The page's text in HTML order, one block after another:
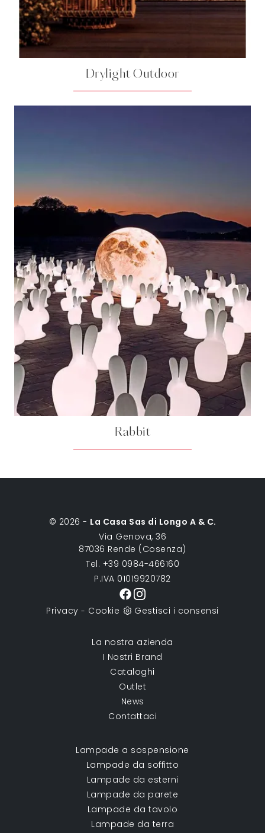
Drylight Outdoor
Rabbit
© 2026 - La Casa Sas di Longo A & C.
Via Genova, 36
87036 Rende (Cosenza)
Tel. +39 0984-466160
P.IVA 01019920782
Privacy - Cookie Gestisci i consensi
La nostra azienda
I Nostri Brand
Cataloghi
Outlet
News
Contattaci
Lampade a sospensione
Lampade da soffitto
Lampade da esterni
Lampade da parete
Lampade da tavolo
Lampade da terra